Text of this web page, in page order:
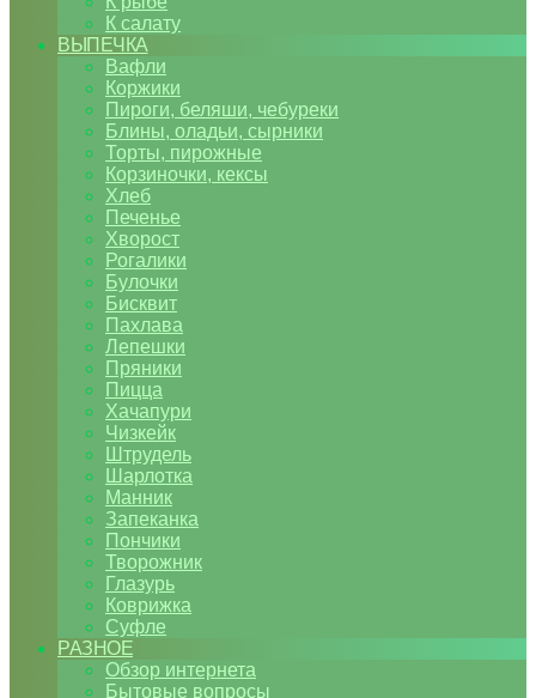
К салату
ВЫПЕЧКА
Вафли
Коржики
Пироги, беляши, чебуреки
Блины, оладьи, сырники
Торты, пирожные
Корзиночки, кексы
Хлеб
Печенье
Хворост
Рогалики
Булочки
Бисквит
Пахлава
Лепешки
Пряники
Пицца
Хачапури
Чизкейк
Штрудель
Шарлотка
Манник
Запеканка
Пончики
Творожник
Глазурь
Коврижка
Суфле
РАЗНОЕ
Обзор интернета
Бытовые вопросы